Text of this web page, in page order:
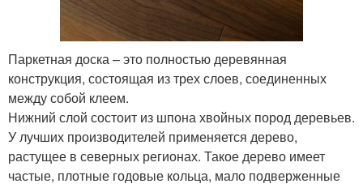
Паркетная доска – это полностью деревянная
конструкция, состоящая из трех слоев, соединенных
между собой клеем.
Нижний слой состоит из шпона хвойных пород деревьев.
У лучших производителей применяется дерево,
растущее в северных регионах. Такое дерево имеет
частые, плотные годовые кольца, мало подверженные